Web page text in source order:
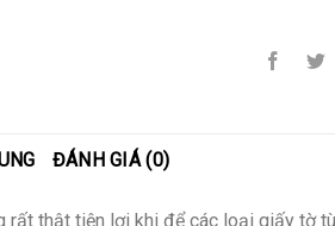
ĐÁNH GIÁ (0)
rất thật tiện lợi khi để các loại giấy tờ